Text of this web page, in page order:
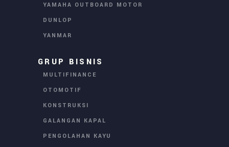
YAMAHA OUTBOARD MOTOR
DUNLOP
YANMAR
GRUP BISNIS
MULTIFINANCE
OTOMOTIF
KONSTRUKSI
GALANGAN KAPAL
PENGOLAHAN KAYU